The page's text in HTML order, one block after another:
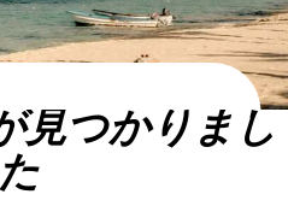
見つかりまし
た